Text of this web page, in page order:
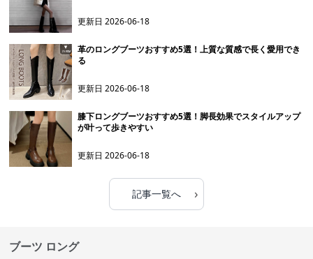
更新日2026-06-18
革のロングブーツおすすめ5選！上質な質感で長く愛用でき
る
更新日2026-06-18
膝下ロングブーツおすすめ5選！脚長効果でスタイルアップ
が叶って歩きやすい
更新日2026-06-18
記事一覧へ ›
ブーツ ロング